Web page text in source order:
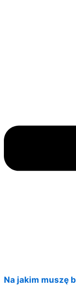
Na jakim muszę